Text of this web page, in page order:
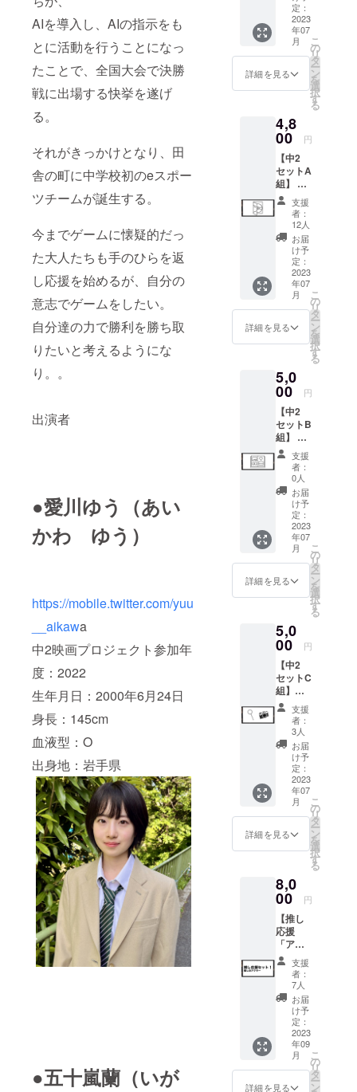
AIを導入し、AIの指示をも
とに活動を行うことになっ
たことで、全国大会で決勝
戦に出場する快挙を遂げ
る。
それがきっかけとなり、田
舎の町に中学校初のeスポー
ツチームが誕生する。
今までゲームに懐疑的だっ
た大人たちも手のひらを返
し応援を始めるが、自分の
意志でゲームをしたい。
自分達の力で勝利を勝ち取
りたいと考えるようにな
り。。
出演者
●愛川ゆう（あい
かわ ゆう）
https://mobile.twitter.com/yuu
__aikawa
中2映画プロジェクト参加年
度：2022
生年月日：2000年6月24日
身長：145cm
血液型：O
出身地：岩手県
●五十嵐蘭（いが
タ） ・
出演
キャス
トの直
筆寄せ
書き
データ
＊中2映
キャス
トから
のお礼
メッ
セージ
が書か
れた寄
せ書き
をデー
タにし
てお送
り致し
ます。
＊御礼
動画は
30秒〜1
分ほど
可能な
データ
でお送
りしま
す。 ＊
寄せ書
きは1枚
に全員
のメッ
セージ
が入っ
たデー
タを想
定して
おりま
す
定：
2023
年07
月
詳細を見る
こ
の
リ
タ
ー
ン
を
選
択
す
る
4,8
00 円
【中2
セットA
組】 ・
本編＋
メイキ
ング
DVD ＊
映画の
本編
（約20
分想
定）+メ
イキン
グが収
録され
たDVD
り致し
ます。
支援
者：
12人
お届
け予
定：
2023
年07
月
詳細を見る
こ
の
リ
タ
ー
ン
を
選
択
す
る
5,0
00 円
【中2
セットB
組】 ・
デジタ
ルフォ
トブッ
ク ※撮
影時な
どのメ
イキン
ショッ
トを想
定して
おりま
す ※登
だいた
メール
アドレ
ス宛に
PDF
データ
でお送
りいた
します
支援
者：
0人
お届
け予
定：
2023
年07
月
詳細を見る
こ
の
リ
タ
ー
ン
を
選
択
す
る
5,0
00 円
【中2
セットC
組】
グッズ
セッ
ト！ ・
出演者
アクリ
ルキー
ホル
ダー ・
現場ス
ナップ
10枚
セッ
ト！（1
イン入
り！）
＊アク
リル
キーホ
ルダー
はメイ
ンヒロ
インの
中から
ランダ
ムでお
送りい
たしま
す。 ＊
現場ス
ナップ
支援
者：
3人
お届
け予
定：
2023
年07
月
詳細を見る
こ
の
リ
タ
ー
ン
を
選
択
す
る
8,0
00 円
【推し
応援
「アク
キー」
セッ
ト！】
推しの
出演者
を応援
したい
方はこ
ちら！
※推しの
出演者
支援
者：
7人
お届
け予
定：
2023
年09
月
詳細を見る
こ
の
リ
タ
ー
ン